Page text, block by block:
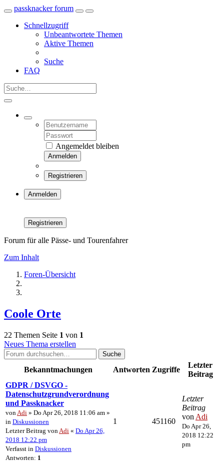
passknacker forum
Schnellzugriff
Unbeantwortete Themen
Aktive Themen
Suche
FAQ
Angemeldet bleiben
Anmelden
Registrieren
Anmelden
Registrieren
Forum für alle Pässe- und Tourenfahrer
Zum Inhalt
Foren-Übersicht
Coole Orte
22 Themen Seite 1 von 1
Neues Thema erstellen
Suche
Bekanntmachungen Antworten Zugriffe
Letzter
Beitrag
GDPR / DSVGO -
Datenschutzgrundverordnung
und Passknacker
von Adi » Do Apr 26, 2018 11:06 am »
in Diskussionen
Letzter Beitrag von Adi « Do Apr 26,
2018 12:22 pm
Verfasst in Diskussionen
Antworten: 1
1 451160
Letzter
Beitrag
von Adi
Do Apr 26,
2018 12:22
pm